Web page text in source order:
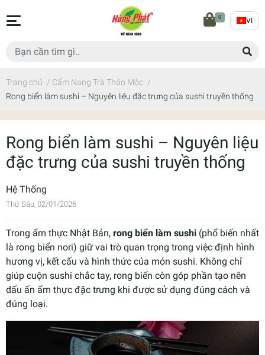
0 VI
Trang chủ / Cẩm Nang Trà Thảo Mộc /
Rong biển làm sushi – Nguyên liệu đặc trưng của sushi truyền thống
Rong biển làm sushi – Nguyên liệu
đặc trưng của sushi truyền thống
Hệ Thống
Thứ Sáu, 02/01/2026
Trong ẩm thực Nhật Bản, rong biển làm sushi (phổ biến nhất
là rong biển nori) giữ vai trò quan trọng trong việc định hình
hương vị, kết cấu và hình thức của món sushi. Không chỉ
giúp cuộn sushi chắc tay, rong biển còn góp phần tạo nên
dấu ấn ẩm thực đặc trưng khi được sử dụng đúng cách và
đúng loại.